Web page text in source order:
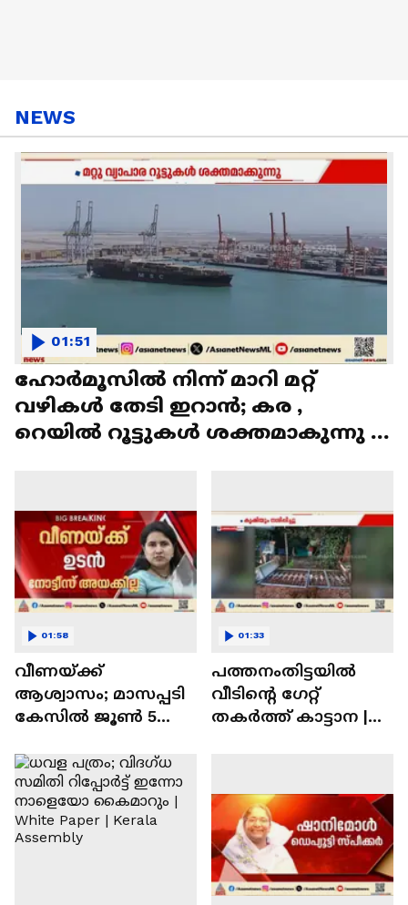
NEWS
ഹോർമൂസിൽ നിന്ന് മാറി മറ്റ്
വഴികൾ തേടി ഇറാൻ; കര ,
റെയിൽ റൂട്ടുകൾ ശക്തമാകുന്നു |
01:51
വീണയ്ക്ക്
ആശ്വാസം; മാസപ്പടി
കേസിൽ ജൂൺ 5
അയക്കില്ല | Veena T |
ED Raid
01:58
പത്തനംതിട്ടയിൽ
വീടിൻ്റെ ​ഗേറ്റ്
തകർത്ത് കാട്ടാന |
01:33